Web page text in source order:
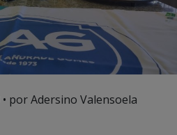
• por Adersino Valensoela